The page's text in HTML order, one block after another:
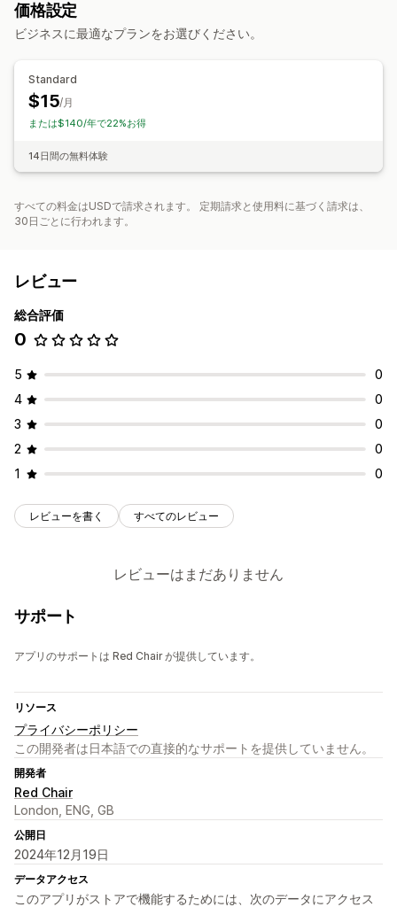
価格設定
ビジネスに最適なプランをお選びください。
Standard
$15/月
または$140/年で22%お得
14日間の無料体験
すべての料金はUSDで請求されます。 定期請求と使用料に基づく請求は、
30日ごとに行われます。
レビュー
総合評価
0
5
0
4
0
3
0
2
0
1
0
レビューを書く すべてのレビュー
レビューはまだありません
サポート
アプリのサポートは Red Chair が提供しています。
リソース
プライバシーポリシー
この開発者は日本語での直接的なサポートを提供していません。
開発者
Red Chair
London, ENG, GB
公開日
2024年12月19日
データアクセス
このアプリがストアで機能するためには、次のデータにアクセス